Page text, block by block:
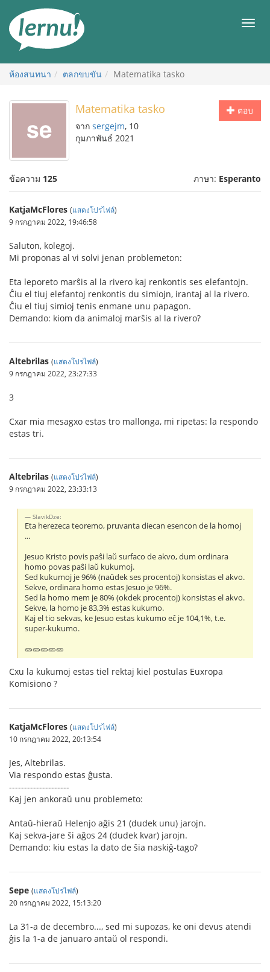
สารบัญ
เมนู
ห้องสนทนา ตลกขบขัน Matematika tasko
ตอบ
Matematika tasko
จาก sergejm, 10
กุมภาพันธ์ 2021
ข้อความ 125 ภาษา: Esperanto
KatjaMcFlores (แสดงโปรไฟล์)
9 กรกฎาคม 2022, 19:46:58
Saluton, kolegoj.
Mi proponas al vi solvi jenan problemeton:
Eta leporeto marŝis al la rivero kaj renkontis ses elefantojn.
Ĉiu el tiuj elefantoj renkontis du simiojn, irantaj al la rivero.
Ĉiu el tiuj simioj tenis enmane unu papagon.
Demando: kiom da animaloj marŝis al la rivero?
Altebrilas (แสดงโปรไฟล์)
9 กรกฎาคม 2022, 23:27:33
3
Cxar mia mesagxo estas tro mallonga, mi ripetas: la respondo
estas tri.
Altebrilas (แสดงโปรไฟล์)
9 กรกฎาคม 2022, 23:33:13
SlavikDze:
Eta herezeca teoremo, pruvanta diecan esencon de la homoj
...
Jesuo Kristo povis paŝi laŭ surfaco de akvo, dum ordinara
homo povas paŝi laŭ kukumoj.
Sed kukumoj je 96% (naŭdek ses procentoj) konsistas el akvo.
Sekve, ordinara homo estas Jesuo je 96%.
Sed la homo mem je 80% (okdek procentoj) konsistas el akvo.
Sekve, la homo je 83,3% estas kukumo.
Kaj el tio sekvas, ke Jesuo estas kukumo eĉ je 104,1%, t.e.
super-kukumo.
🥒🥒🥒🥒🥒
Cxu la kukumoj estas tiel rektaj kiel postulas Euxropa
Komisiono ?
KatjaMcFlores (แสดงโปรไฟล์)
10 กรกฎาคม 2022, 20:13:54
Jes, Altebrilas.
Via respondo estas ĝusta.
--------------------
Kaj jen ankoraŭ unu problemeto:
Antaŭ-hieraŭ Helenjo aĝis 21 (dudek unu) jarojn.
Kaj sekva-jare ŝi aĝos 24 (dudek kvar) jarojn.
Demando: kiu estas la dato de ŝia naskiĝ-tago?
Sepe (แสดงโปรไฟล์)
20 กรกฎาคม 2022, 15:13:20
La 31-a de decembro..., sed mi supozas, ke oni devus atendi
ĝis la 1-a de januaro antaŭ ol respondi.